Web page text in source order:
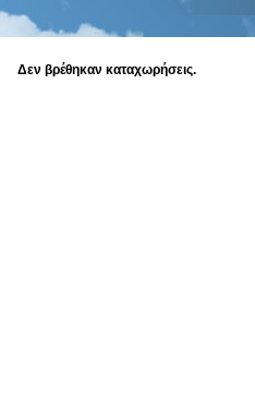
Δεν βρέθηκαν καταχωρήσεις.